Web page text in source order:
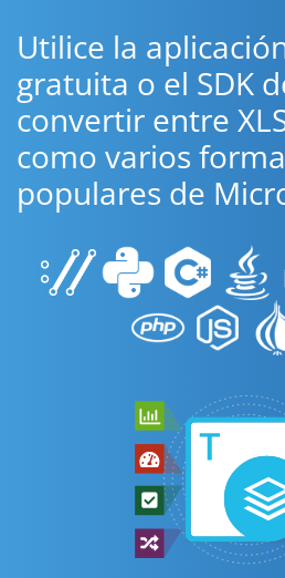
Utilice la
gratuita o el SDK
convertir entre
como varios
populares de